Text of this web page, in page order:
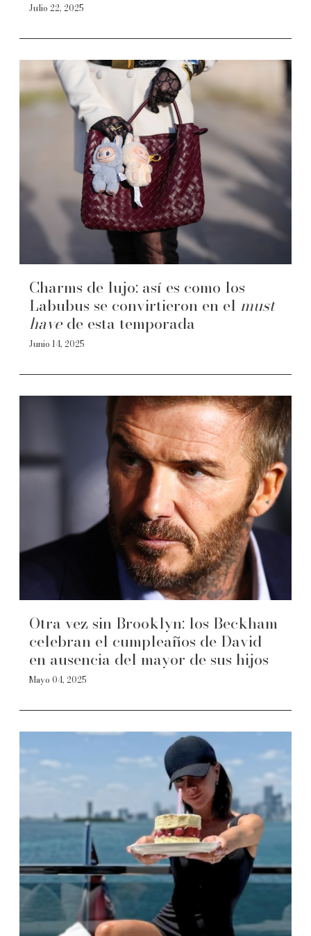
Julio 22, 2025
Charms de lujo: así es como los
Labubus se convirtieron en el must
have de esta temporada
Junio 14, 2025
Otra vez sin Brooklyn: los Beckham
celebran el cumpleaños de David
en ausencia del mayor de sus hijos
Mayo 04, 2025